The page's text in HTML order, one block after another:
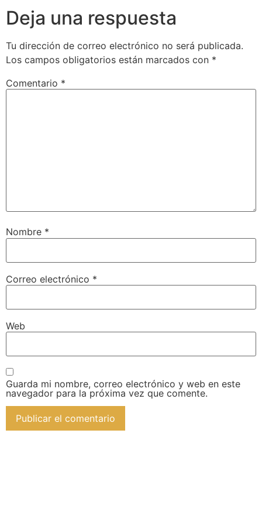
Deja una respuesta
Tu dirección de correo electrónico no será publicada.
Los campos obligatorios están marcados con *
Comentario *
Nombre *
Correo electrónico *
Web
Guarda mi nombre, correo electrónico y web en este
navegador para la próxima vez que comente.